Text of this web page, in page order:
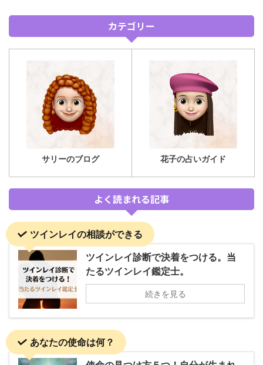
カテゴリー
サリーのブログ 花子の占いガイド
よく読まれる記事
ツインレイの相談ができる
ツインレイ診断で決着をつける。当
たるツインレイ鑑定士。
続きを見る
あなたの使命は何？